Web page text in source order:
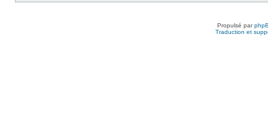
Propulsé par
Traduction et